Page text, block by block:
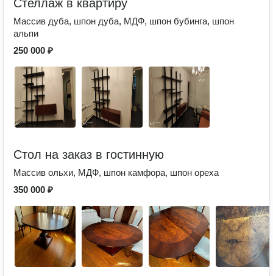
Стеллаж в квартиру
Массив дуба, шпон дуба, МДФ, шпон бубинга, шпон
альпи
250 000 ₽
Стол на заказ в гостинную
Массив ольхи, МДФ, шпон камфора, шпон ореха
350 000 ₽